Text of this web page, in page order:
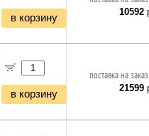
в корзину
10592
в корзину
поставка на
21599